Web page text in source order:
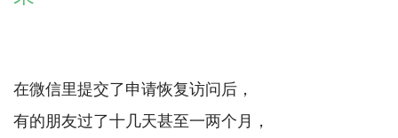
在微信里提交了申请恢复访问后，
有的朋友过了十几天甚至一两个月，